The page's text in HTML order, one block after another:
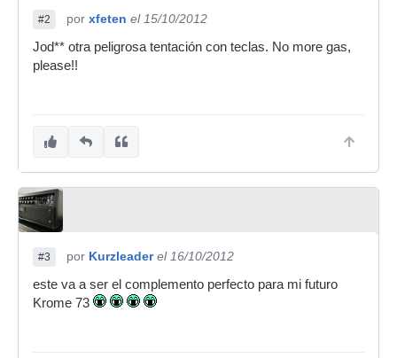
#2 por xfeten el 15/10/2012
Jod** otra peligrosa tentación con teclas. No more gas,
please!!
#3 por Kurzleader el 16/10/2012
este va a ser el complemento perfecto para mi futuro
Krome 73